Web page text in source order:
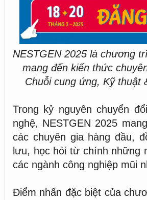
NESTGEN 2025 là chương
mang đến kiến thức
Chuỗi cung ứng, Kỹ thuật
Trong kỷ nguyên chuyển
nghệ, NESTGEN 2025
các chuyên gia hàng đầu,
lưu, học hỏi từ chính những
các ngành công nghiệp mũi
Điểm nhấn đặc biệt của